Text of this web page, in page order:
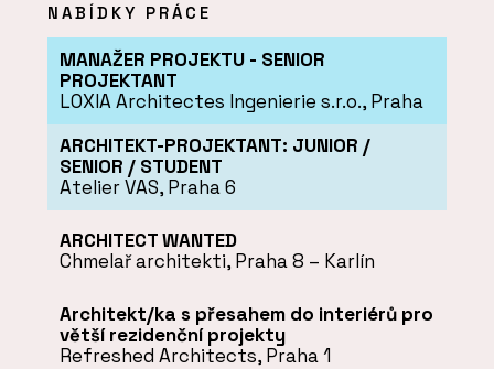
NABÍDKY PRÁCE
MANAŽER PROJEKTU - SENIOR
PROJEKTANT
LOXIA Architectes Ingenierie s.r.o., Praha
ARCHITEKT-PROJEKTANT: JUNIOR /
SENIOR / STUDENT
Atelier VAS, Praha 6
ARCHITECT WANTED
Chmelař architekti, Praha 8 – Karlín
Architekt/ka s přesahem do interiérů pro
větší rezidenční projekty
Refreshed Architects, Praha 1